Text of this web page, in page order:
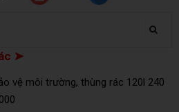
➤
vệ môi trường, thùng rác 120l 240